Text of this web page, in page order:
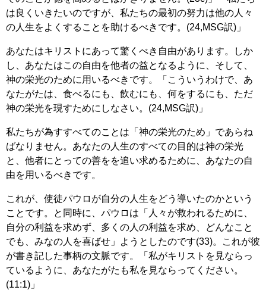
は良くいきたいのですが、私たちの最初の努力は他の人々
の人生をよくすることを助けるべきです。(24,MSG訳)」
あなたはキリストにあって驚くべき自由があります。しか
し、あなたはこの自由を他者の益となるように、そして、
神の栄光のために用いるべきです。「こういうわけで、あ
なたがたは、食べるにも、飲むにも、何をするにも、ただ
神の栄光を現すためにしなさい。(24,MSG訳)」
私たちが為すすべてのことは「神の栄光のため」であらね
ばなりません。あなたの人生のすべての目的は神の栄光
と、他者にとっての善をを追い求めるために、あなたの自
由を用いるべきです。
これが、使徒パウロが自分の人生をどう導いたのかという
ことです。と同時に、パウロは「人々が救われるために、
自分の利益を求めず、多くの人の利益を求め、どんなこと
でも、みなの人を喜ばせ」ようとしたのです(33)。これが彼
が書き記した事柄の文脈です。「私がキリストを見ならっ
ているように、あなたがたも私を見ならってください。
(11:1)」